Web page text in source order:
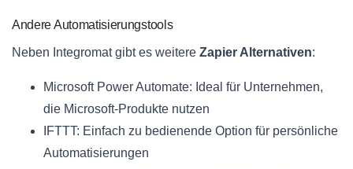
Andere Automatisierungstools
Neben Integromat gibt es weitere Zapier Alternativen:
Microsoft Power Automate: Ideal für Unternehmen,
die Microsoft-Produkte nutzen
IFTTT: Einfach zu bedienende Option für persönliche
Automatisierungen